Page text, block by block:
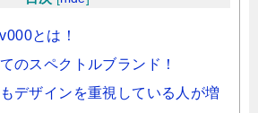
とは！
のスペクトルブランド！
デザインを重視している人が増